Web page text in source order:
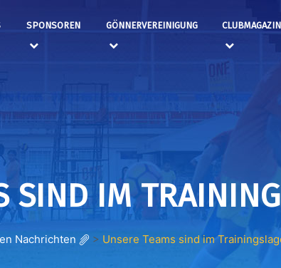
SPONSOREN GÖNNERVEREINIGUNG
CLUBMAGAZIN
SIND IM
Nachrichten > Unsere Teams sind im